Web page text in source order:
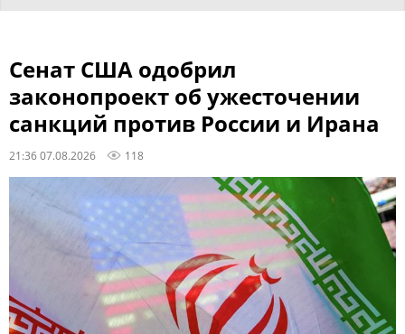
Сенат США одобрил
законопроект об ужесточении
санкций против России и Ирана
21:36 07.08.2026 118